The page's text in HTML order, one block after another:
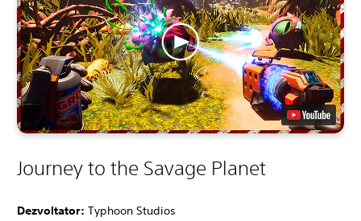
Journey to the Savage Planet
Dezvoltator: Typhoon Studios